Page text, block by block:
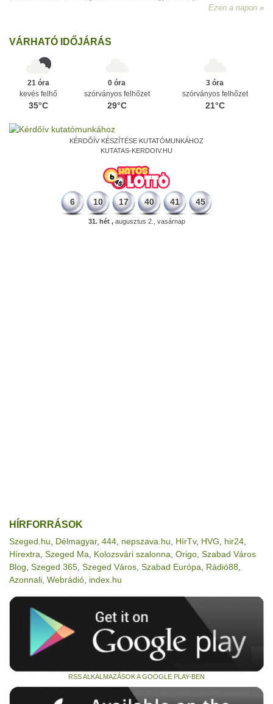
Ezen a napon
VÁRHATÓ IDŐJÁRÁS
21 óra
kevés felhő
35°C
0 óra
szórványos felhőzet
29°C
3 óra
szórványos felhőzet
21°C
KÉRDŐÍV KÉSZÍTÉSE KUTATÓMUNKÁHOZ
KUTATAS-KERDOIV.HU
6 10 17 40 41 45
31. hét ,augusztus 2., vasárnap
HÍRFORRÁSOK
Szeged.hu Délmagyar, 444 nepszava.hu HírTv, HVG hir24
Hírextra Szeged Ma Kolozsvári szalonna Origo Szabad Város
Blog Szeged 365 Szeged Város Szabad Európa Rádió88
Azonnali Webrádió index.hu
RSS ALKALMAZÁSOK A GOOGLE PLAY-BEN